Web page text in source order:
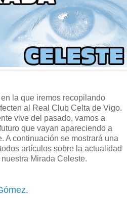
la que iremos recopilando
al Real Club Celta de Vigo.
vive del pasado, vamos a
que vayan apareciendo a
A continuación se mostrará una
artículos sobre la actualidad
Mirada Celeste.